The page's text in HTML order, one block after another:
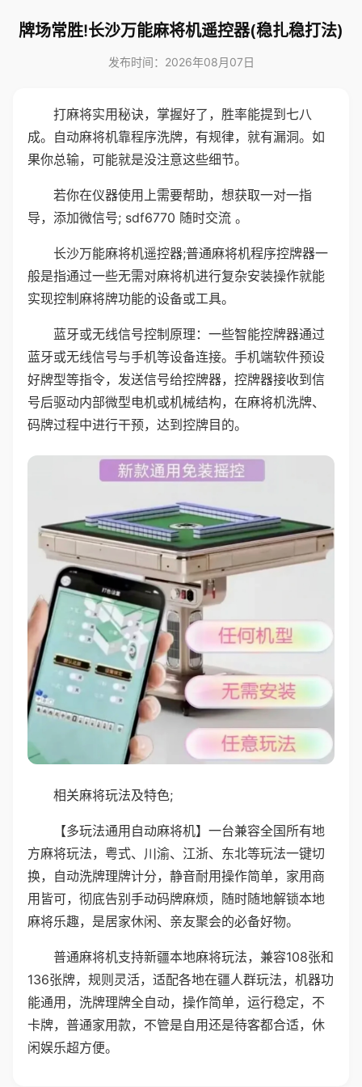
牌场常胜!长沙万能麻将机遥控器(稳扎稳打法)
发布时间：2026年08月07日
打麻将实用秘诀，掌握好了，胜率能提到七八
成。自动麻将机靠程序洗牌，有规律，就有漏洞。如
果你总输，可能就是没注意这些细节。
若你在仪器使用上需要帮助，想获取一对一指
导，添加微信号; sdf6770 随时交流 。
长沙万能麻将机遥控器;普通麻将机程序控牌器一
般是指通过一些无需对麻将机进行复杂安装操作就能
实现控制麻将牌功能的设备或工具。
蓝牙或无线信号控制原理：一些智能控牌器通过
蓝牙或无线信号与手机等设备连接。手机端软件预设
好牌型等指令，发送信号给控牌器，控牌器接收到信
号后驱动内部微型电机或机械结构，在麻将机洗牌、
码牌过程中进行干预，达到控牌目的。
相关麻将玩法及特色;
【多玩法通用自动麻将机】一台兼容全国所有地
方麻将玩法，粤式、川渝、江浙、东北等玩法一键切
换，自动洗牌理牌计分，静音耐用操作简单，家用商
用皆可，彻底告别手动码牌麻烦，随时随地解锁本地
麻将乐趣，是居家休闲、亲友聚会的必备好物。
普通麻将机支持新疆本地麻将玩法，兼容108张和
136张牌，规则灵活，适配各地在疆人群玩法，机器功
能通用，洗牌理牌全自动，操作简单，运行稳定，不
卡牌，普通家用款，不管是自用还是待客都合适，休
闲娱乐超方便。